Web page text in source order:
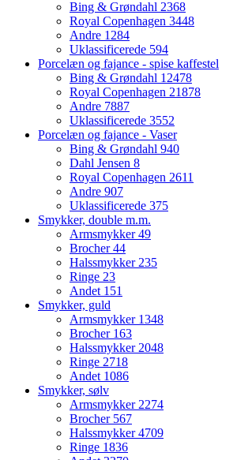
Bing & Grøndahl 2368
Royal Copenhagen 3448
Andre 1284
Uklassificerede 594
Porcelæn og fajance - spise kaffestel
Bing & Grøndahl 12478
Royal Copenhagen 21878
Andre 7887
Uklassificerede 3552
Porcelæn og fajance - Vaser
Bing & Grøndahl 940
Dahl Jensen 8
Royal Copenhagen 2611
Andre 907
Uklassificerede 375
Smykker, double m.m.
Armsmykker49
Brocher44
Halssmykker 235
Ringe 23
Andet 151
Smykker, guld
Armsmykker 1348
Brocher 163
Halssmykker 2048
Ringe 2718
Andet 1086
Smykker, sølv
Armsmykker 2274
Brocher 567
Halssmykker4709
Ringe 1836